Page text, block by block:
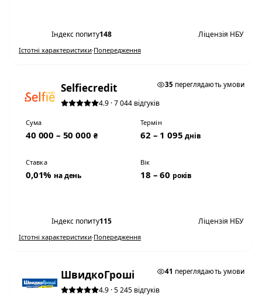
Індекс попиту148 Ліцензія НБУ
Істотні характеристики·Попередження
35 переглядають умови
Selfiecredit
4.9 · 7 044 відгуків
Сума
40 000 – 50 000 ₴
Термін
62 – 1 095днів
Ставка
0,01% на день
Вік
18 – 60 років
Індекс попиту115 Ліцензія НБУ
Істотні характеристики·Попередження
41 переглядають умови
ШвидкоГроші
4.9 · 5 245 відгуків